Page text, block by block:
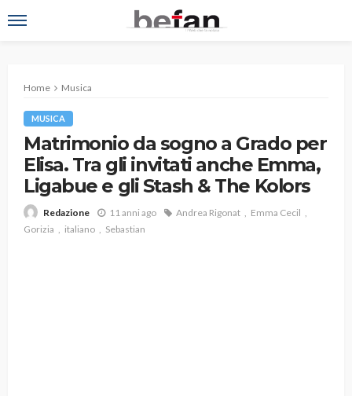
Home Musica
MUSICA
Matrimonio da sogno a Grado per
Elisa. Tra gli invitati anche Emma,
Ligabue e gli Stash & The Kolors
Redazione 11 anni ago Andrea Rigonat
Emma Cecil
Gorizia
italiano Sebastian